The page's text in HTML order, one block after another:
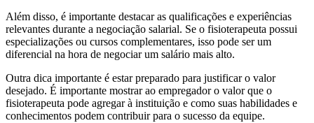
Além disso, é importante destacar as qualificações e experiências
relevantes durante a negociação salarial. Se o fisioterapeuta possui
especializações ou cursos complementares, isso pode ser um
diferencial na hora de negociar um salário mais alto.
Outra dica importante é estar preparado para justificar o valor
desejado. É importante mostrar ao empregador o valor que o
fisioterapeuta pode agregar à instituição e como suas habilidades e
conhecimentos podem contribuir para o sucesso da equipe.